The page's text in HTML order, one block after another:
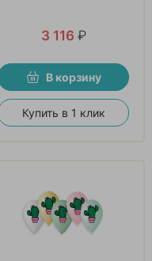
3 116 ₽
В корзину
Купить в 1 клик